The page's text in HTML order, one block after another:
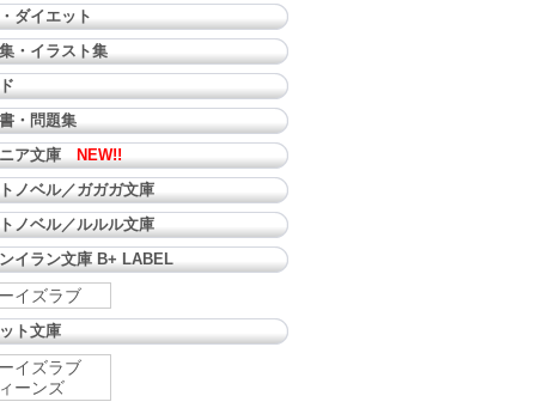
ダイエット
・イラスト集
・問題集
ア文庫
NEW!!
ノベル／ガガガ文庫
ノベル／ルルル文庫
イラン文庫 B+ LABEL
イズラブ
ト文庫
イズラブ
ーンズ